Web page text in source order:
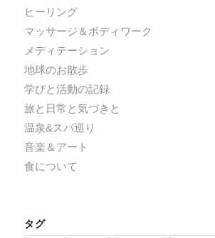
ヒーリング
マッサージ＆ボディワーク
メディテーション
地球のお散歩
学びと活動の記録
旅と日常と気づきと
温泉&スパ巡り
音楽＆アート
食について
タグ